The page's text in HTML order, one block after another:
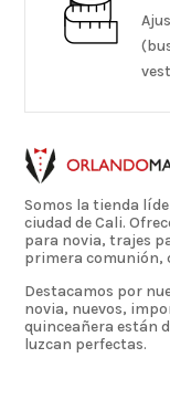
Somos la tienda
ciudad de Cali.
para novia, trajes
primera comunión,
Destacamos por
novia, nuevos,
quinceañera están
luzcan perfectas.